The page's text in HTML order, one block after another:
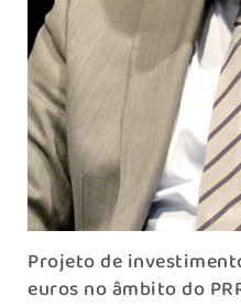
Projeto de
euros no âmbito do